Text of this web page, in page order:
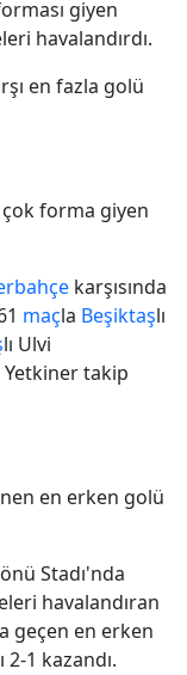
giyen
havalandırdı.
en fazla golü
forma giyen
karşısında
maçla Beşiktaşlı
lı Ulvi
takip
en erken golü
Stadı'nda
havalandıran
geçen en erken
ı 2-1 kazandı.